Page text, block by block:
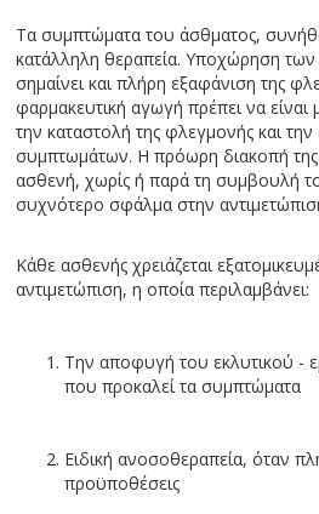
Τα συμπτώματα του άσθματος,
κατάλληλη θεραπεία. Υποχώρηση
σημαίνει και πλήρη εξαφάνιση της
φαρμακευτική αγωγή πρέπει να
την καταστολή της φλεγμονής και
συμπτωμάτων. Η πρόωρη διακοπή
ασθενή, χωρίς ή παρά τη συμβουλή
συχνότερο σφάλμα στην
Κάθε ασθενής χρειάζεται
αντιμετώπιση, η οποία περιλαμβάνει:
Την αποφυγή του εκλυτικού -
που προκαλεί τα συμπτώματα
Ειδική ανοσοθεραπεία, όταν
προϋποθέσεις